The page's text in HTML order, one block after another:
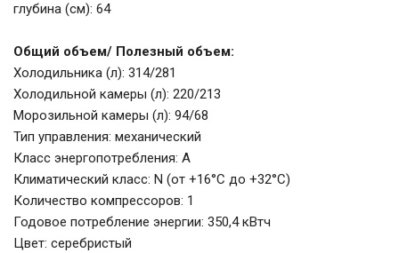
глубина (см): 64
Общий объем/ Полезный объем:
Холодильника (л): 314/281
Холодильной камеры (л): 220/213
Морозильной камеры (л): 94/68
Тип управления: механический
Класс энергопотребления: A
Климатический класс: N (от +16°С до +32°С)
Количество компрессоров: 1
Годовое потребление энергии: 350,4 кВтч
Цвет: серебристый